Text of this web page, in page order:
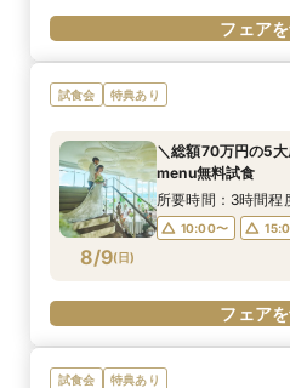
フェア
試食会 特典あり
8/9(日)
＼総額70万円の5
menu無料試食
所要時間：3時間程
10:00〜
フェア
試食会 特典あり